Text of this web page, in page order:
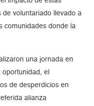
de voluntariado llevado a
comunidades donde la
una jornada en
el
de desperdicios en
alianza